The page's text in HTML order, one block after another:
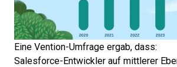
Eine Vention-Umfrage ergab, dass:
Salesforce-Entwickler auf mittlerer